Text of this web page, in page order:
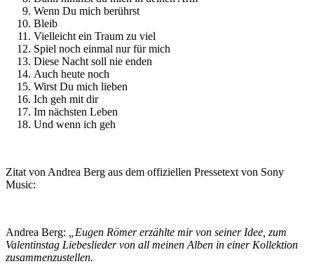
Wenn Du mich berührst
Bleib
Vielleicht ein Traum zu viel
Spiel noch einmal nur für mich
Diese Nacht soll nie enden
Auch heute noch
Wirst Du mich lieben
Ich geh mit dir
Im nächsten Leben
Und wenn ich geh
Zitat von Andrea Berg aus dem offiziellen Pressetext von Sony
Music:
Andrea Berg:
„Eugen Römer erzählte mir von seiner Idee, zum
Valentinstag Liebeslieder von all meinen Alben in einer Kollektion
zusammenzustellen.